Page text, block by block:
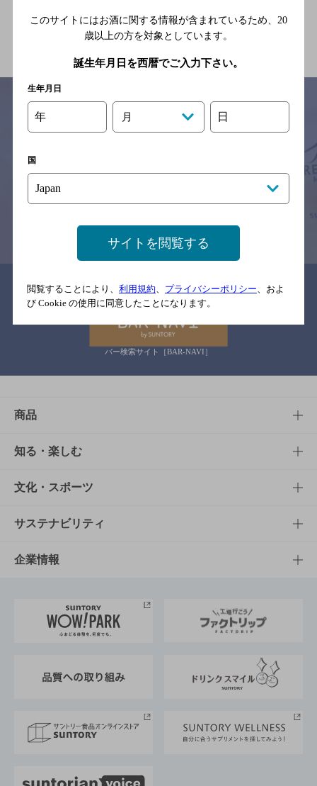
関連ページ
※それぞれのお店のメニューや営業時間などの掲載情報については、
予告なしに変更されることがありますので、
念のためお店にご確認の上ご来店くださいますようお願い申し上げま
情報提供：ぐるなび
関連リンク
バー検索サイト［BAR-NAVI］
商品
商品TOP
商品一覧
商品発売情報
栄養成分一覧
知る・楽しむ
知る・楽しむTOP
キャンペーン
工場見学
地域情報
文化・スポーツ
文化・スポーツTOP
サントリーホール
サントリーサンバーズ大阪
サステナビリティ
サステナビリティTOP
サントリーが考えるサステナビリティ経営
企業情報
企業概要
採用情報
このサイトにはお酒に関する情報が含まれているため、 20
歳以上の方を対象としています。
誕生年月日を西暦でご入力下さい。
生年月日
年 月 日
国
サイトを閲覧する
閲覧することにより、 利用規約、 プライバシーポリシー、およ
び Cookie の使用に同意したことになります。